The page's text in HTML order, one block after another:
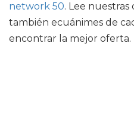
network 50. Lee
también ecuánimes de
encontrar la mejor oferta.